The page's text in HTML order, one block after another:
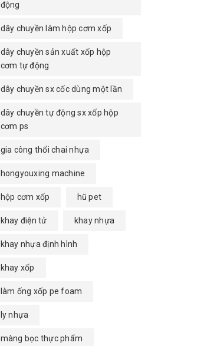
động
dây chuyền làm hộp cơm xốp
dây chuyền sản xuất xốp hộp
cơm tự động
dây chuyền sx cốc dùng một lần
dây chuyền tự động sx xốp hộp
cơm ps
gia công thổi chai nhựa
hongyouxing machine
hộp cơm xốp hũ pet
khay điện tử khay nhựa
khay nhựa định hình
khay xốp
làm ống xốp pe foam
ly nhựa
màng bọc thực phẩm